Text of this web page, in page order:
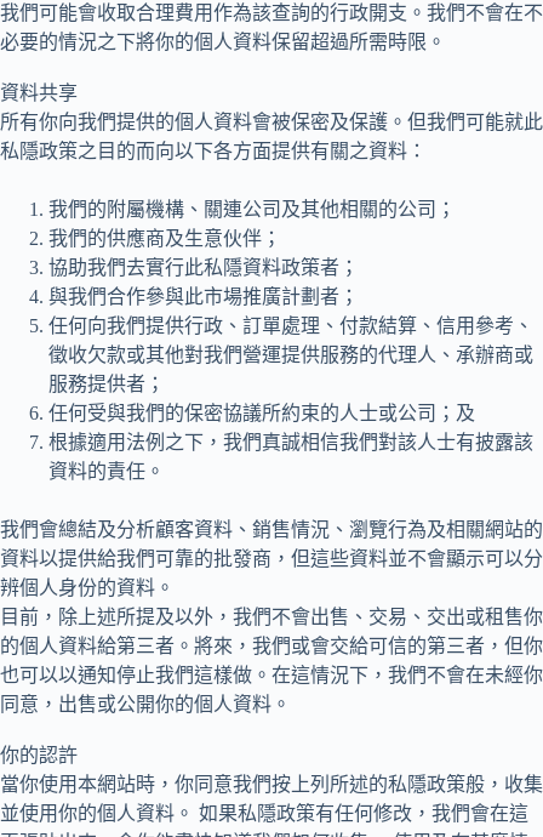
我們可能會收取合理費用作為該查詢的行政開支。我們不會在不
必要的情況之下將你的個人資料保留超過所需時限。
資料共享
所有你向我們提供的個人資料會被保密及保護。但我們可能就此
私隱政策之目的而向以下各方面提供有關之資料：
我們的附屬機構、關連公司及其他相關的公司；
我們的供應商及生意伙伴；
協助我們去實行此私隱資料政策者；
與我們合作參與此市場推廣計劃者；
任何向我們提供行政、訂單處理、付款結算、信用參考、
徵收欠款或其他對我們營運提供服務的代理人、承辦商或
服務提供者；
任何受與我們的保密協議所約束的人士或公司；及
根據適用法例之下，我們真誠相信我們對該人士有披露該
資料的責任。
我們會總結及分析顧客資料、銷售情況、瀏覽行為及相關網站的
資料以提供給我們可靠的批發商，但這些資料並不會顯示可以分
辨個人身份的資料。
目前，除上述所提及以外，我們不會出售、交易、交出或租售你
的個人資料給第三者。將來，我們或會交給可信的第三者，但你
也可以以通知停止我們這樣做。在這情況下，我們不會在未經你
同意，出售或公開你的個人資料。
你的認許
當你使用本網站時，你同意我們按上列所述的私隱政策般，收集
並使用你的個人資料。 如果私隱政策有任何修改，我們會在這